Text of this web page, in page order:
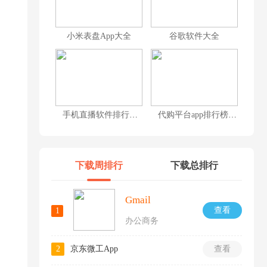
小米表盘App大全 谷歌软件大全
手机直播软件排行榜前十名 代购平台app排行榜前十名
下载周排行 下载总排行
1 查看
Gmail
办公商务
2 查看
京东微工App